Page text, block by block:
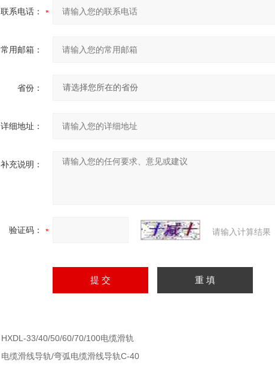
联系电话：
常用邮箱：
省份：
详细地址：
补充说明：
验证码： 请输入计算结果
HXDL-33/40/50/60/70/100电缆滑轨
电缆滑线导轨/弯弧电缆滑线导轨C-40